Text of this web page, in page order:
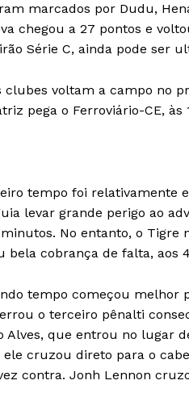
marcados por Dudu,
chegou a 27 pontos e
Série C, ainda pode ser
clubes voltam a campo no
pega o Ferroviário-CE, às
tempo foi relativamente
levar grande perigo ao
minutos. No entanto, o
bela cobrança de falta, aos
tempo começou melhor
o terceiro pênalti
Alves, que entrou no lugar
cruzou direto para o
contra. Jonh Lennon